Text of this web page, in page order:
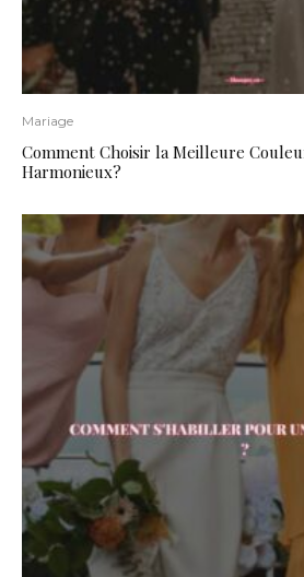
Mariage
Comment Choisir la Meilleure
Harmonieux?